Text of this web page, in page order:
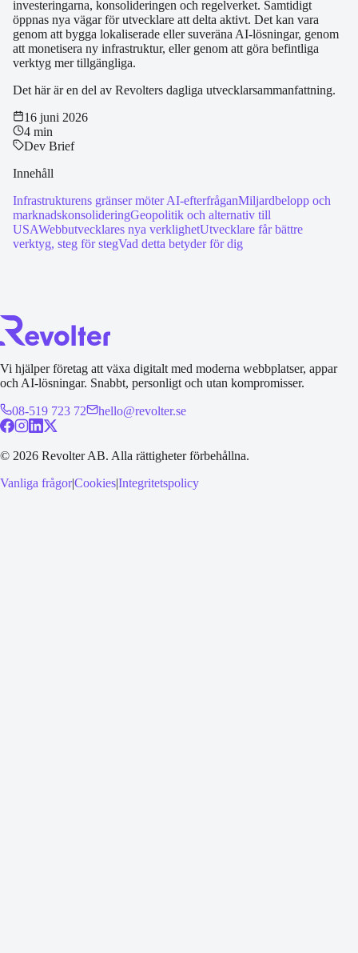
investeringarna, konsolideringen och regelverket. Samtidigt
öppnas nya vägar för utvecklare att delta aktivt. Det kan vara
genom att bygga lokaliserade eller suveräna AI-lösningar, genom
att monetisera ny infrastruktur, eller genom att göra befintliga
verktyg mer tillgängliga.
Det här är en del av Revolters dagliga utvecklarsammanfattning.
16 juni 2026
4 min
Dev Brief
Innehåll
Infrastrukturens gränser möter AI-efterfråganMiljardbelopp och
marknadskonsolideringGeopolitik och alternativ till
USAWebbutvecklares nya verklighetUtvecklare får bättre
verktyg, steg för stegVad detta betyder för dig
Vi hjälper företag att växa digitalt med moderna webbplatser, appar
och AI-lösningar. Snabbt, personligt och utan kompromisser.
08-519 723 72 hello@revolter.se
© 2026 Revolter AB. Alla rättigheter förbehållna.
Vanliga frågor|Cookies|Integritetspolicy